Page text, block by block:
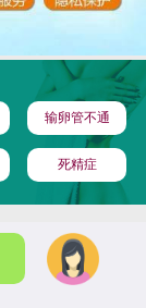
输卵管不通
死精症